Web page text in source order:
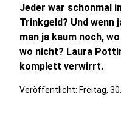
Jeder war schonmal
Trinkgeld? Und wenn
man ja kaum noch,
wo nicht? Laura
komplett verwirrt.
Veröffentlicht: Freitag,